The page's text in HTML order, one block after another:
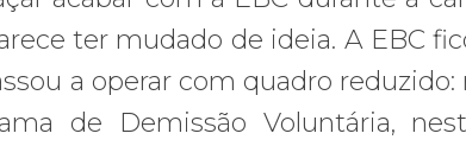
ter mudado de ideia. A EBC
a operar com quadro
de Demissão Voluntária,